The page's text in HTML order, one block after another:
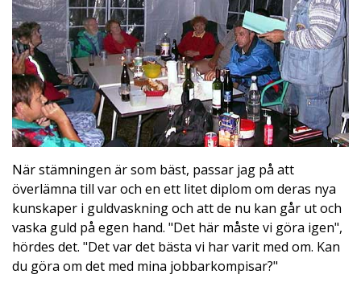
När stämningen är som bäst, passar jag på att
överlämna till var och en ett litet diplom om deras nya
kunskaper i guldvaskning och att de nu kan går ut och
vaska guld på egen hand. "Det här måste vi göra igen",
hördes det. "Det var det bästa vi har varit med om. Kan
du göra om det med mina jobbarkompisar?"